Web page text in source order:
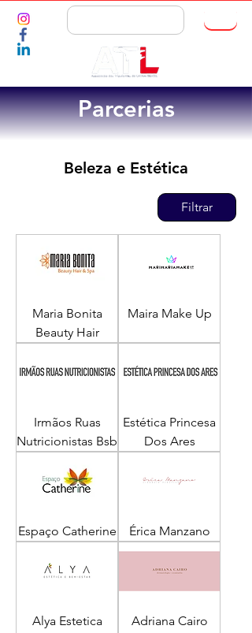
Parcerias
Beleza e Estética
Filtrar
Maria Bonita
Beauty Hair
Maira Make Up
Irmãos Ruas
Nutricionistas Bsb
Estética Princesa
Dos Ares
Espaço Catherine Érica Manzano
Alya Estetica
Adriana Cairo